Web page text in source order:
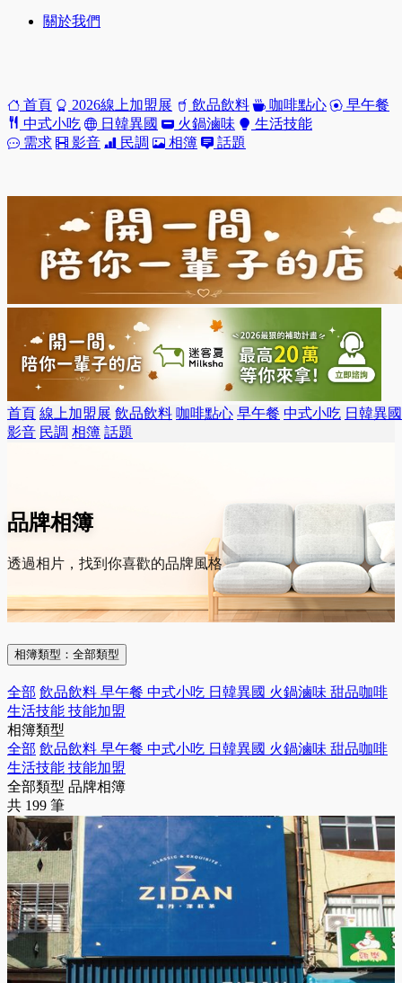
關於我們
首頁 2026線上加盟展 飲品飲料 咖啡點心
早午餐
中式小吃
日韓異國 火鍋滷味
生活技能
需求
影音 民調 相簿 話題
首頁 線上加盟展 飲品飲料 咖啡點心 早午餐 中式小吃 日韓異國
影音 民調 相簿 話題
品牌相簿
透過相片，找到你喜歡的品牌風格
相簿類型： 全部類型
全部 飲品飲料 早午餐 中式小吃 日韓異國 火鍋滷味 甜品咖啡
生活技能 技能加盟
相簿類型
全部 飲品飲料 早午餐 中式小吃 日韓異國 火鍋滷味 甜品咖啡
生活技能 技能加盟
全部類型 品牌相簿
共 199 筆